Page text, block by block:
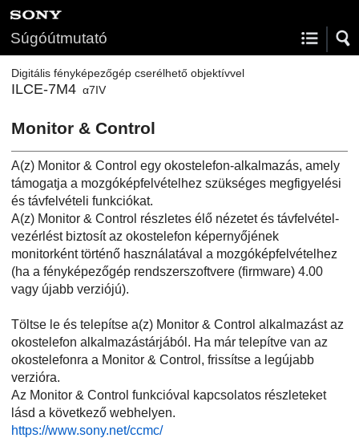
Súgóútmutató
Digitális fényképezőgép cserélhető objektívvel
ILCE-7M4 α7IV
Monitor & Control
A(z) Monitor & Control egy okostelefon-alkalmazás, amely
támogatja a mozgóképfelvételhez szükséges megfigyelési
és távfelvételi funkciókat.
A(z) Monitor & Control részletes élő nézetet és távfelvétel-
vezérlést biztosít az okostelefon képernyőjének
monitorként történő használatával a mozgóképfelvételhez
(ha a fényképezőgép rendszerszoftvere (firmware) 4.00
vagy újabb verziójú).
Töltse le és telepítse a(z) Monitor & Control alkalmazást az
okostelefon alkalmazástárjából. Ha már telepítve van az
okostelefonra a Monitor & Control, frissítse a legújabb
verzióra.
Az Monitor & Control funkcióval kapcsolatos részleteket
lásd a következő webhelyen.
https://www.sony.net/ccmc/